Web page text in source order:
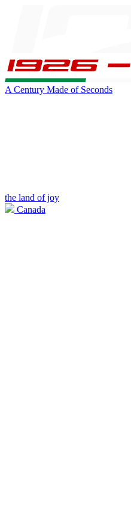
A Century Made of Seconds
the land of joy
Canada